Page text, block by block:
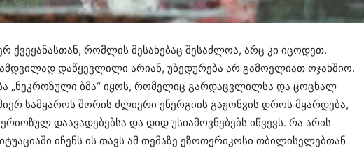
ქვეყანასთან, რომლის შესახებაც შესაძლოა, არც კი იცოდეთ.
დაწყევლილი არიან, უბედურება არ გამოელიათ ოჯახშიო.
„ნეკროზული ბმა“ იყოს, რომელიც გარდაცვლილსა და ცოცხალ
სამყაროს შორის ძლიერი ენერგიის გაჟონვის დროს მყარდება,
დაავადებებსა და დიდ უსიამოვნებებს იწვევს. რა არის
იჩენს ის თავს ამ თემაზე ეზოთერიკოსი თბილისელებთან